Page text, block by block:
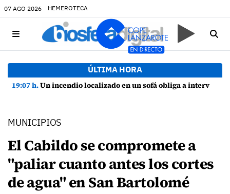
07 AGO 2026 HEMEROTECA
ÚLTIMA HORA
19:07 h.Un incendio localizado en un sofá obliga a intervenir en una vivienda de Playa Honda
MUNICIPIOS
El Cabildo se compromete a
"paliar cuanto antes los cortes
de agua" en San Bartolomé